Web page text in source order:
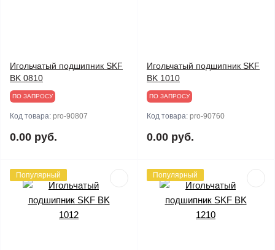
Игольчатый подшипник SKF
BK 0810
ПО ЗАПРОСУ
Код товара: pro-90807
0.00 руб.
Игольчатый подшипник SKF
BK 1010
ПО ЗАПРОСУ
Код товара: pro-90760
0.00 руб.
Популярный Популярный